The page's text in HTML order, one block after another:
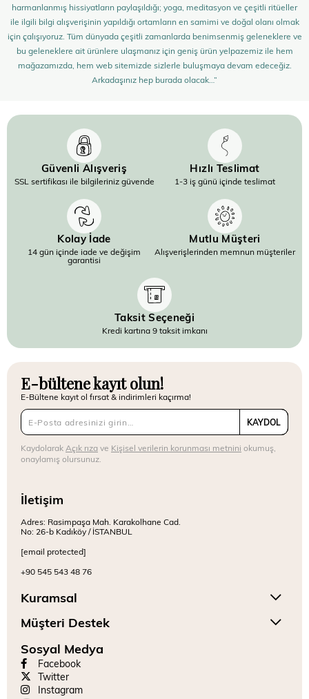
harmanlanmış hissiyatların paylaşıldığı; yoga, meditasyon ve çeşitli ritüeller
ile ilgili bilgi alışverişinin yapıldığı ortamların en samimi ve doğal olanı olmak
için çalışıyoruz. Tüm dünyada çeşitli zamanlarda benimsenmiş geleneklere ve
bu geleneklere ait ürünlere ulaşmanız için geniş ürün yelpazemiz ile hem
mağazamızda, hem web sitemizde sizlerle buluşmaya devam edeceğiz.
Arkadaşınız hep burada olacak…”
Güvenli Alışveriş
SSL sertifikası ile bilgileriniz güvende
Hızlı Teslimat
1-3 iş günü içinde teslimat
Kolay İade
14 gün içinde iade ve değişim
garantisi
Mutlu Müşteri
Alışverişlerinden memnun müşteriler
Taksit Seçeneği
Kredi kartına 9 taksit imkanı
E-bültene kayıt olun!
E-Bültene kayıt ol fırsat & indirimleri kaçırma!
KAYDOL
Kaydolarak Açık rızave Kişisel verilerin korunması metnini okumuş,
onaylamış olursunuz.
İletişim
Adres: Rasimpaşa Mah. Karakolhane Cad.
No: 26-b Kadıköy / İSTANBUL
[email protected]
+90 545 543 48 76
Kuramsal
Müşteri Destek
Sosyal Medya
Facebook
Twitter
Instagram